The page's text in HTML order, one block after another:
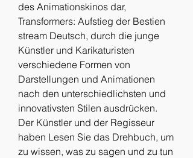
des Animationskinos dar,
Transformers: Aufstieg der Bestien
stream Deutsch, durch die junge
Künstler und Karikaturisten
verschiedene Formen von
Darstellungen und Animationen
nach den unterschiedlichsten und
innovativsten Stilen ausdrücken.
Der Künstler und der Regisseur
haben Lesen Sie das Drehbuch, um
zu wissen, was zu sagen und zu tun